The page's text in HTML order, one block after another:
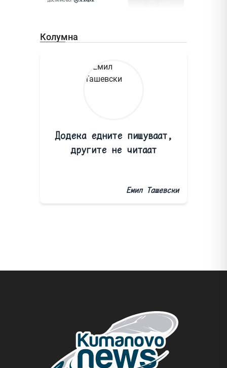
Колумна
Додека едните пишуваат,
другите не читаат
Емил Ташевски